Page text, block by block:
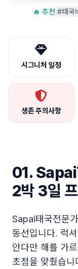
🔥 추천:#태국
시그니처 일정
생존 주의사항
01.
2박 3일
Sapai태국전문
동선입니다. 럭
안다만 해를 가
초점을 맞췄습니